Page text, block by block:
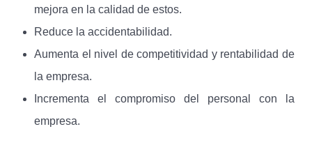
mejora en la calidad de estos.
Reduce la accidentabilidad.
Aumenta el nivel de competitividad y rentabilidad de
la empresa.
Incrementa el compromiso del personal con la
empresa.